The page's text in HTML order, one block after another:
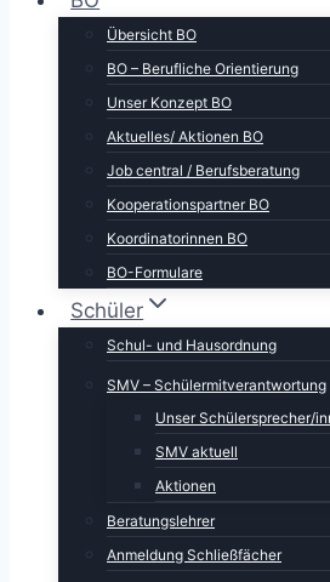
Übersicht BO
BO – Berufliche Orientierung
Unser Konzept BO
Aktuelles/ Aktionen BO
Job central / Berufsberatung
Kooperationspartner BO
Koordinatorinnen BO
BO-Formulare
Schüler
Schul- und Hausordnung
SMV – Schülermitverantwortung
Unser Schülersprecher/
SMV aktuell
Aktionen
Beratungslehrer
Anmeldung Schließfächer